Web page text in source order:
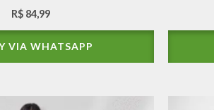
R$84,99
VIA WHATSAPP